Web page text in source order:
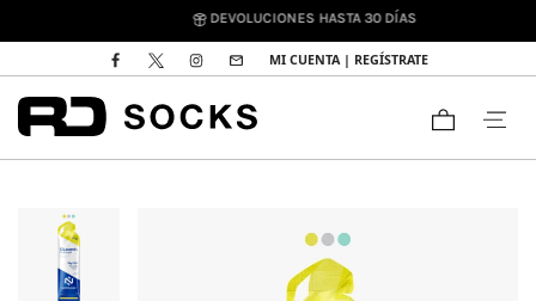
DEVOLUCIONES HASTA 30 DÍAS
MI CUENTA | REGÍSTRATE